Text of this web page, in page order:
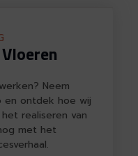
Neem
ontdek hoe wij
realiseren van
met het